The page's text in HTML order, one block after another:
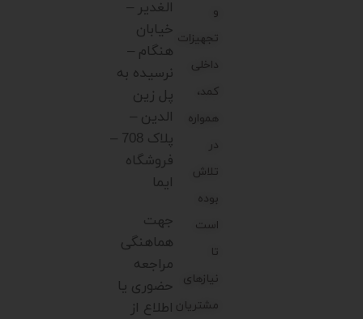
و
تجهیزات
داخلی
کمد،
همواره
در
تلاش
بوده
است
تا
نیازهای
مشتریان
الغدیر –
خیابان
هنگام –
نرسیده به
پل زین
الدین –
پلاک 708 –
فروشگاه
ایما
جهت
هماهنگی
مراجعه
حضوری یا
اطلاع از